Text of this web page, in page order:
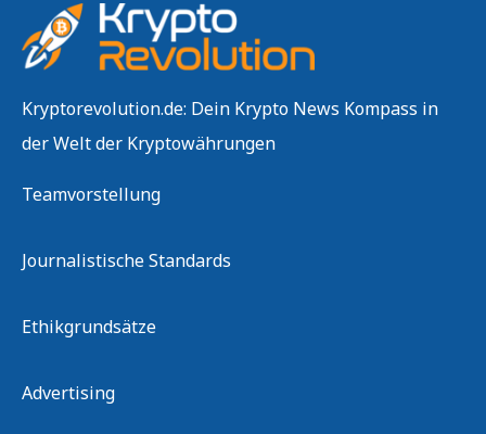
Kryptorevolution.de: Dein Krypto News Kompass in
der Welt der Kryptowährungen
Teamvorstellung
Journalistische Standards
Ethikgrundsätze
Advertising